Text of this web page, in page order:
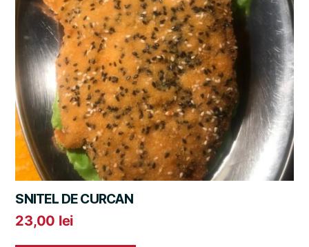
SNITEL DE CURCAN
23,00 lei